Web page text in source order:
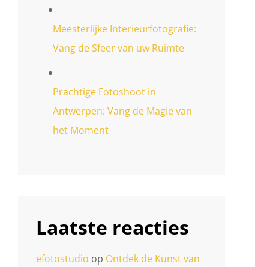
Meesterlijke Interieurfotografie:
Vang de Sfeer van uw Ruimte
Prachtige Fotoshoot in
Antwerpen: Vang de Magie van
het Moment
Laatste reacties
efotostudio op Ontdek de Kunst van